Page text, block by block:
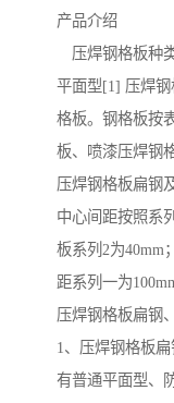
产品介绍
压焊钢格板种
平面型[1] 压焊
格板。钢格板按
板、喷漆压焊钢
压焊钢格板扁钢
中心间距按照系
板系列2为40mm
距系列一为
压焊钢格板扁钢
1、压焊钢格板扁
有普通平面型、